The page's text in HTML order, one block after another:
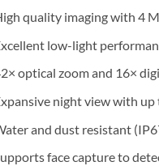
quality imaging with 4
low-light
optical zoom and 16×
night view with up
and dust resistant
face capture to